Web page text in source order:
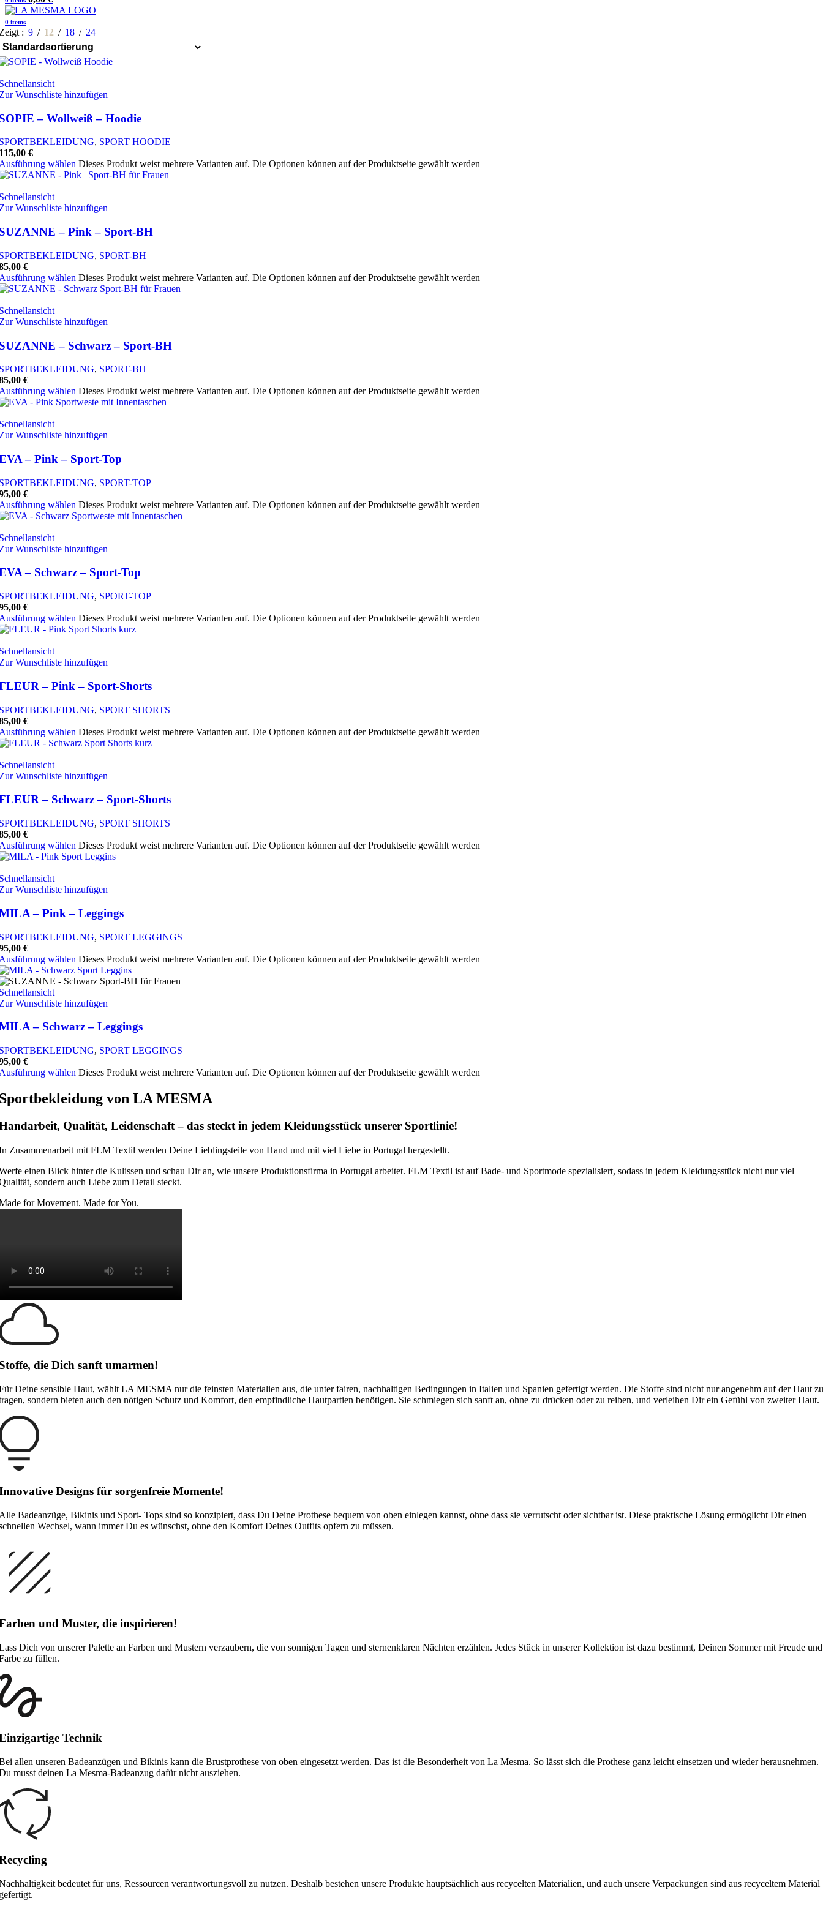
0 items
9 12 18 24
Wunschliste hinzufügen
– Wollweiß – Hoodie
, SPORT HOODIE
€
wählen Dieses Produkt weist mehrere Varianten auf. Die Optionen können auf der Produktseite gewählt werden
Wunschliste hinzufügen
– Pink – Sport-BH
, SPORT-BH
€
wählen Dieses Produkt weist mehrere Varianten auf. Die Optionen können auf der Produktseite gewählt werden
Wunschliste hinzufügen
– Schwarz – Sport-BH
, SPORT-BH
€
wählen Dieses Produkt weist mehrere Varianten auf. Die Optionen können auf der Produktseite gewählt werden
Wunschliste hinzufügen
– Pink – Sport-Top
, SPORT-TOP
€
wählen Dieses Produkt weist mehrere Varianten auf. Die Optionen können auf der Produktseite gewählt werden
Wunschliste hinzufügen
– Schwarz – Sport-Top
, SPORT-TOP
€
wählen Dieses Produkt weist mehrere Varianten auf. Die Optionen können auf der Produktseite gewählt werden
Wunschliste hinzufügen
– Pink – Sport-Shorts
, SPORT SHORTS
€
wählen Dieses Produkt weist mehrere Varianten auf. Die Optionen können auf der Produktseite gewählt werden
Wunschliste hinzufügen
– Schwarz – Sport-Shorts
, SPORT SHORTS
€
wählen Dieses Produkt weist mehrere Varianten auf. Die Optionen können auf der Produktseite gewählt werden
Wunschliste hinzufügen
– Pink – Leggings
, SPORT LEGGINGS
€
wählen Dieses Produkt weist mehrere Varianten auf. Die Optionen können auf der Produktseite gewählt werden
Wunschliste hinzufügen
– Schwarz – Leggings
, SPORT LEGGINGS
€
wählen Dieses Produkt weist mehrere Varianten auf. Die Optionen können auf der Produktseite gewählt werden
von LA MESMA
Qualität, Leidenschaft – das steckt in jedem Kleidungsstück unserer Sportlinie!
Zusammenarbeit mit FLM Textil werden Deine Lieblingsteile von Hand und mit viel Liebe in Portugal hergestellt.
einen Blick hinter die Kulissen und schau Dir an, wie unsere Produktionsfirma in Portugal arbeitet. FLM Textil ist auf Bade- und Sportmode spezialisiert, sodass in jedem Kleidungsstück nicht nur viel
sondern auch Liebe zum Detail steckt.
for Movement. Made for You.
die Dich sanft umarmen!
Deine sensible Haut, wählt LA MESMA nur die feinsten Materialien aus, die unter fairen, nachhaltigen Bedingungen in Italien und Spanien gefertigt werden. Die Stoffe sind nicht nur angenehm auf der Haut zu
sondern bieten auch den nötigen Schutz und Komfort, den empfindliche Hautpartien benötigen. Sie schmiegen sich sanft an, ohne zu drücken oder zu reiben, und verleihen Dir ein Gefühl von zweiter Haut.
Designs für sorgenfreie Momente!
Badeanzüge, Bikinis und Sport- Tops sind so konzipiert, dass Du Deine Prothese bequem von oben einlegen kannst, ohne dass sie verrutscht oder sichtbar ist. Diese praktische Lösung ermöglicht Dir einen
Wechsel, wann immer Du es wünschst, ohne den Komfort Deines Outfits opfern zu müssen.
und Muster, die inspirieren!
Dich von unserer Palette an Farben und Mustern verzaubern, die von sonnigen Tagen und sternenklaren Nächten erzählen. Jedes Stück in unserer Kollektion ist dazu bestimmt, Deinen Sommer mit Freude und
zu füllen.
Technik
allen unseren Badeanzügen und Bikinis kann die Brustprothese von oben eingesetzt werden. Das ist die Besonderheit von La Mesma. So lässt sich die Prothese ganz leicht einsetzen und wieder herausnehmen.
musst deinen La Mesma-Badeanzug dafür nicht ausziehen.
bedeutet für uns, Ressourcen verantwortungsvoll zu nutzen. Deshalb bestehen unsere Produkte hauptsächlich aus recycelten Materialien, und auch unsere Verpackungen sind aus recyceltem Material